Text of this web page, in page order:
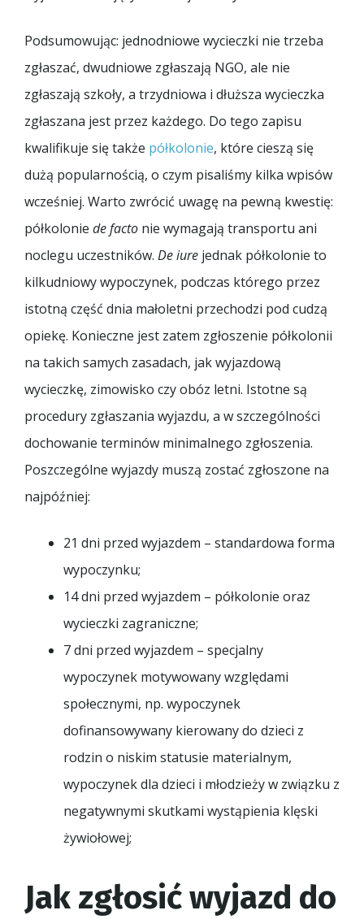
Podsumowując: jednodniowe wycieczki nie trzeba
zgłaszać, dwudniowe zgłaszają NGO, ale nie
zgłaszają szkoły, a trzydniowa i dłuższa wycieczka
zgłaszana jest przez każdego. Do tego zapisu
kwalifikuje się także półkolonie, które cieszą się
dużą popularnością, o czym pisaliśmy kilka wpisów
wcześniej. Warto zwrócić uwagę na pewną kwestię:
półkolonie de facto nie wymagają transportu ani
noclegu uczestników. De iure jednak półkolonie to
kilkudniowy wypoczynek, podczas którego przez
istotną część dnia małoletni przechodzi pod cudzą
opiekę. Konieczne jest zatem zgłoszenie półkolonii
na takich samych zasadach, jak wyjazdową
wycieczkę, zimowisko czy obóz letni. Istotne są
procedury zgłaszania wyjazdu, a w szczególności
dochowanie terminów minimalnego zgłoszenia.
Poszczególne wyjazdy muszą zostać zgłoszone na
najpóźniej:
21 dni przed wyjazdem – standardowa forma
wypoczynku;
14 dni przed wyjazdem – półkolonie oraz
wycieczki zagraniczne;
7 dni przed wyjazdem – specjalny
wypoczynek motywowany względami
społecznymi, np. wypoczynek
dofinansowywany kierowany do dzieci z
rodzin o niskim statusie materialnym,
wypoczynek dla dzieci i młodzieży w związku z
negatywnymi skutkami wystąpienia klęski
żywiołowej;
Jak zgłosić wyjazd do